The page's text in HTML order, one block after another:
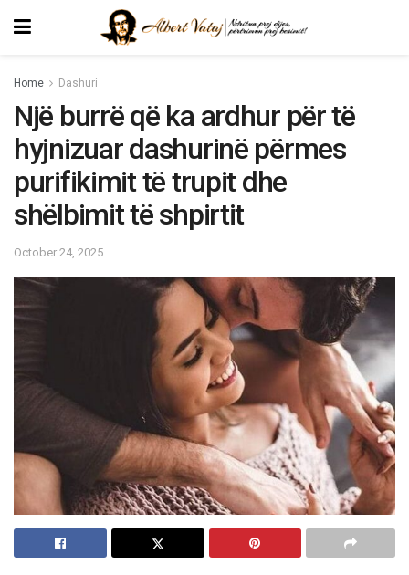
Home Dashuri
Një burrë që ka ardhur për të
hyjnizuar dashurinë përmes
purifikimit të trupit dhe
shëlbimit të shpirtit
October 24, 2025